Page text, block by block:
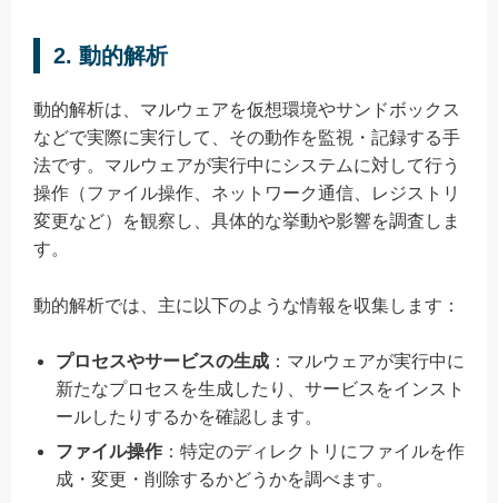
2. 動的解析
動的解析は、マルウェアを仮想環境やサンドボックス
などで実際に実行して、その動作を監視・記録する手
法です。マルウェアが実行中にシステムに対して行う
操作（ファイル操作、ネットワーク通信、レジストリ
変更など）を観察し、具体的な挙動や影響を調査しま
す。
動的解析では、主に以下のような情報を収集します：
プロセスやサービスの生成 ：マルウェアが実行中に
新たなプロセスを生成したり、サービスをインスト
ールしたりするかを確認します。
ファイル操作 ：特定のディレクトリにファイルを作
成・変更・削除するかどうかを調べます。